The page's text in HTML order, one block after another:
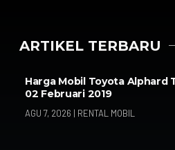
ARTIKEL TERBARU
Harga Mobil Toyota Alphard
02 Februari 2019
AGU 7, 2026 | RENTAL MOBIL